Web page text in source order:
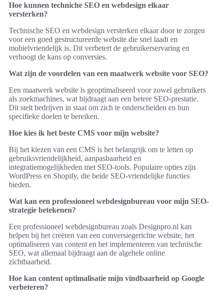
Hoe kunnen techniche SEO en webdesign elkaar
versterken?
Technische SEO en webdesign versterken elkaar door te zorgen
voor een goed gestructureerde website die snel laadt en
mobielvriendelijk is. Dit verbetert de gebruikerservaring en
verhoogt de kans op conversies.
Wat zijn de voordelen van een maatwerk website voor SEO?
Een maatwerk website is geoptimaliseerd voor zowel gebruikers
als zoekmachines, wat bijdraagt aan een betere SEO-prestatie.
Dit stelt bedrijven in staat om zich te onderscheiden en hun
specifieke doelen te bereiken.
Hoe kies ik het beste CMS voor mijn website?
Bij het kiezen van een CMS is het belangrijk om te letten op
gebruiksvriendelijkheid, aanpasbaarheid en
integratiemogelijkheden met SEO-tools. Populaire opties zijn
WordPress en Shopify, die beide SEO-vriendelijke functies
bieden.
Wat kan een professioneel webdesignbureau voor mijn SEO-
strategie betekenen?
Een professioneel webdesignbureau zoals Designpro.nl kan
helpen bij het creëren van een conversiegerichte website, het
optimaliseren van content en het implementeren van technische
SEO, wat allemaal bijdraagt aan de algehele online
zichtbaarheid.
Hoe kan content optimalisatie mijn vindbaarheid op Google
verbeteren?